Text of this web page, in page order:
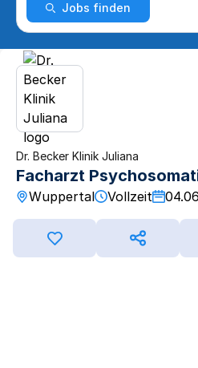
Jobs finden
Dr. Becker Klinik Juliana
Facharzt
Wuppertal Vollzeit